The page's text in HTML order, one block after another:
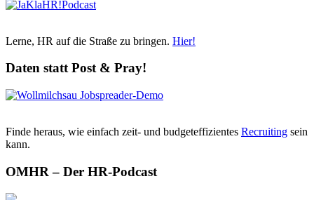
Lerne, HR auf die Straße zu bringen. Hier!
Daten statt Post & Pray!
Finde heraus, wie einfach zeit- und budgeteffizientes Recruiting sein
kann.
OMHR – Der HR-Podcast